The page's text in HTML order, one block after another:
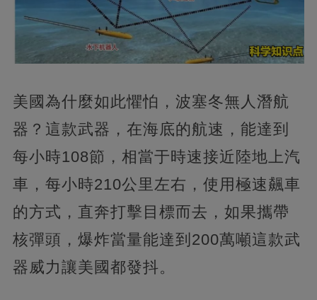
美國為什麼如此懼怕，波塞冬無人潛航
器？這款武器，在海底的航速，能達到
每小時108節，相當于時速接近陸地上汽
車，每小時210公里左右，使用極速飆車
的方式，直奔打擊目標而去，如果攜帶
核彈頭，爆炸當量能達到200萬噸這款武
器威力讓美國都發抖。